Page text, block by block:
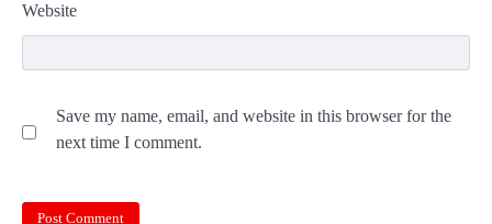
Website
Save my name, email, and website in this browser for the
next time I comment.